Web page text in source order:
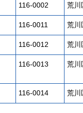
116-0002 荒川
116-0011 荒川
116-0012 荒川
116-0013 荒川
116-0014 荒川